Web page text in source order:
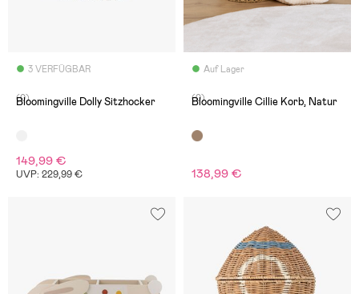
3 VERFÜGBAR
(0)
Bloomingville Dolly Sitzhocker
149,99 €
UVP: 229,99 €
Auf Lager
(0)
Bloomingville Cillie Korb, Natur
138,99 €